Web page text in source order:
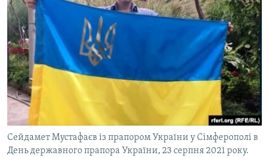
Сейдамет Мустафаєв із прапором України у Сімферополі в
День державного прапора України, 23 серпня 2021 року.